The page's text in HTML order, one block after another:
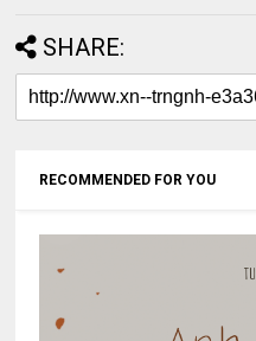
SHARE:
RECOMMENDED FOR YOU